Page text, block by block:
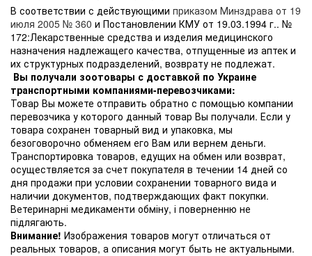
В соответствии с действующими приказом Минздрава от 19
июля 2005 № 360 и Постановлении КМУ от 19.03.1994 г.. №
172:Лекарственные средства и изделия медицинского
назначения надлежащего качества, отпущенные из аптек и
их структурных подразделений, возврату не подлежат.
Вы получали зоотовары с доставкой по Украине
транспортными компаниями-перевозчиками:
Товар Вы можете отправить обратно с помощью компании
перевозчика у которого данный товар Вы получали. Если у
товара сохранен товарный вид и упаковка, мы
безоговорочно обменяем его Вам или вернем деньги.
Транспортировка товаров, едущих на обмен или возврат,
осуществляется за счет покупателя в течении 14 дней со
дня продажи при условии сохранении товарного вида и
наличии документов, подтверждающих факт покупки.
Ветеринарні медикаменти обміну, і поверненню не
підлягають.
Внимание! Изображения товаров могут отличаться от
реальных товаров, а описания могут быть не актуальными.